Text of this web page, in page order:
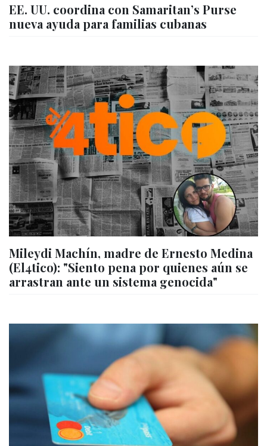
EE. UU. coordina con Samaritan’s Purse
nueva ayuda para familias cubanas
Mileydi Machín, madre de Ernesto Medina
(El4tico): "Siento pena por quienes aún se
arrastran ante un sistema genocida"